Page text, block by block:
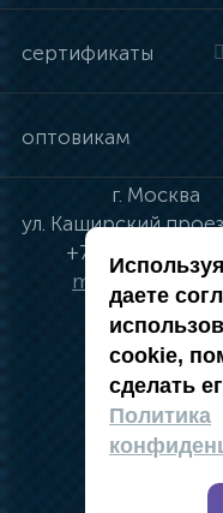
сертификаты
оптовикам
г. Москва
ул. Каширский
+7 (495) 134-41-
политика
даете
cookie,
сделать
Политика